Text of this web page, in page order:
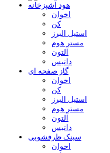
هود آشپزخانه
اخوان
کن
استیل البرز
مستر هوم
آلتون
داتیس
گاز صفحه ای
اخوان
کن
استیل البرز
مستر هوم
آلتون
داتیس
سینک ظرفشویی
اخوان